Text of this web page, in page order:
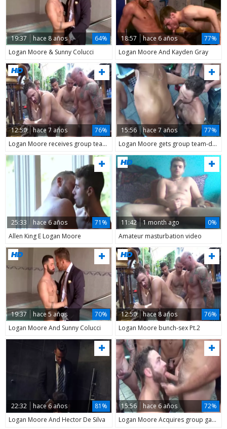
19:37 hace 8 años
64%
Logan Moore & Sunny Colucci
18:57 hace 6 años
77%
Logan Moore And Kayden Gray
12:50 hace 7 años
76%
Logan Moore receives group team-nailed – Part 2 (2017)
15:56 hace 7 años
77%
Logan Moore gets group team-drilled - Part 1 (2017)
25:33 hace 6 años
71%
Allen King E Logan Moore
11:42 1 month ago
0%
Amateur masturbation video
19:37 hace 5 años
70%
Logan Moore And Sunny Colucci
12:50 hace 8 años
76%
Logan Moore bunch-sex Pt.2
22:32 hace 6 años
81%
Logan Moore And Hector De Silva
15:56 hace 6 años
72%
Logan Moore Acquires group gangbanged